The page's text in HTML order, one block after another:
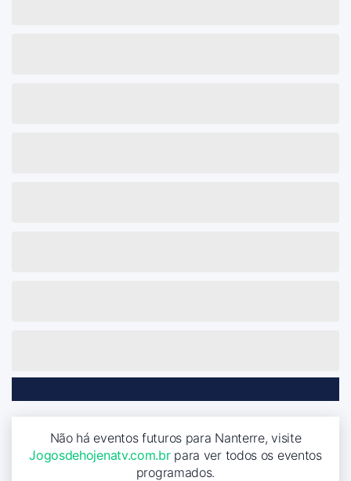
Não há eventos futuros para Nanterre, visite
Jogosdehojenatv.com.brpara ver todos os eventos
programados.